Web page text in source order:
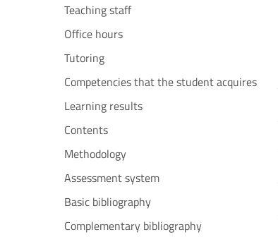
Teaching staff
Office hours
Tutoring
Competencies that the student acquires
Learning results
Contents
Methodology
Assessment system
Basic bibliography
Complementary bibliography